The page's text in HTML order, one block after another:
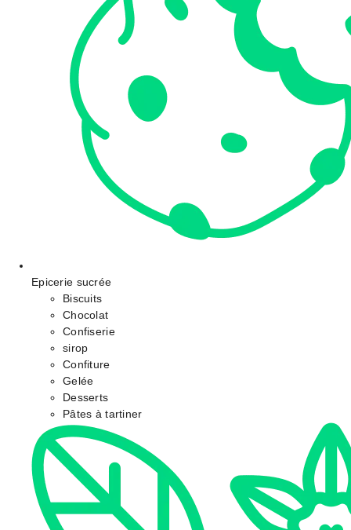
Epicerie sucrée
Biscuits
Chocolat
Confiserie
sirop
Confiture
Gelée
Desserts
Pâtes à tartiner